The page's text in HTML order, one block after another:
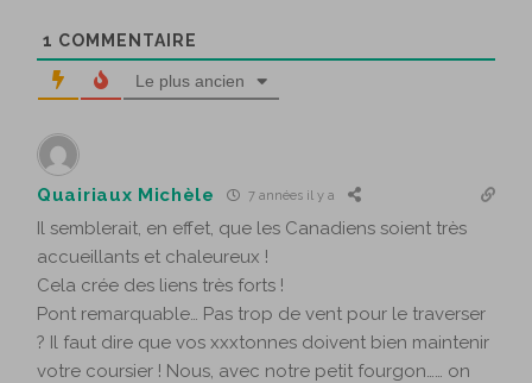
1 COMMENTAIRE
Le plus ancien
Quairiaux Michèle 7 années il y a
Il semblerait, en effet, que les Canadiens soient très
accueillants et chaleureux !
Cela crée des liens très forts !
Pont remarquable… Pas trop de vent pour le traverser
? Il faut dire que vos xxxtonnes doivent bien maintenir
votre coursier ! Nous, avec notre petit fourgon…… on